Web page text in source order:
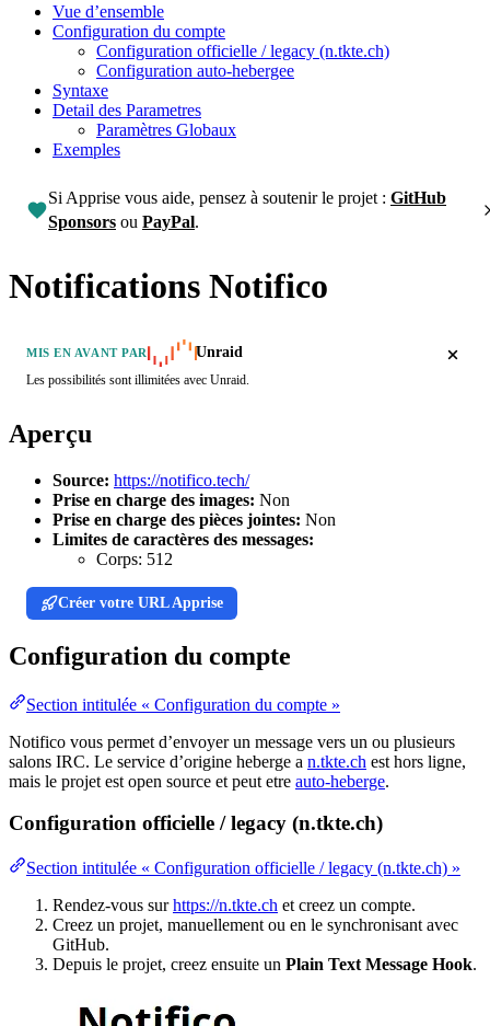
Vue d’ensemble
Configuration du compte
Configuration officielle / legacy (n.tkte.ch)
Configuration auto-hebergee
Syntaxe
Detail des Parametres
Paramètres Globaux
Exemples
Si Apprise vous aide, pensez à soutenir le projet : GitHub
Sponsors ou PayPal.
Notifications Notifico
MIS EN AVANT PAR Unraid
Les possibilités sont illimitées avec Unraid.
Aperçu
Source: https://notifico.tech/
Prise en charge des images: Non
Prise en charge des pièces jointes: Non
Limites de caractères des messages:
Corps: 512
Créer votre URL Apprise
Configuration du compte
Section intitulée « Configuration du compte »
Notifico vous permet d’envoyer un message vers un ou plusieurs
salons IRC. Le service d’origine heberge a n.tkte.ch est hors ligne,
mais le projet est open source et peut etre auto-heberge.
Configuration officielle / legacy (n.tkte.ch)
Section intitulée « Configuration officielle / legacy (n.tkte.ch) »
Rendez-vous surhttps://n.tkte.ch et creez un compte.
Creez un projet, manuellement ou en le synchronisant avec
GitHub.
Depuis le projet, creez ensuite un Plain Text Message Hook.